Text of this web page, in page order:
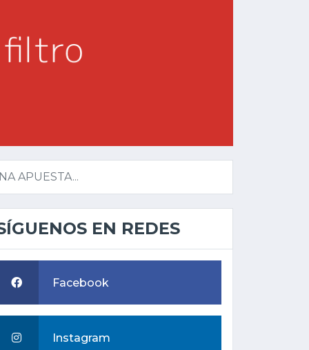
APUESTA...
EN REDES
Facebook
Instagram